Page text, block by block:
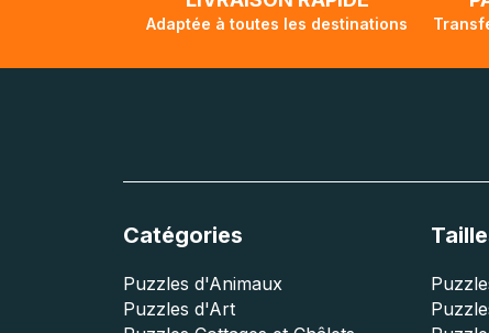
Adaptée à toutes les destinations
Catégories
Puzzles d'Animaux
Puzzles d'Art